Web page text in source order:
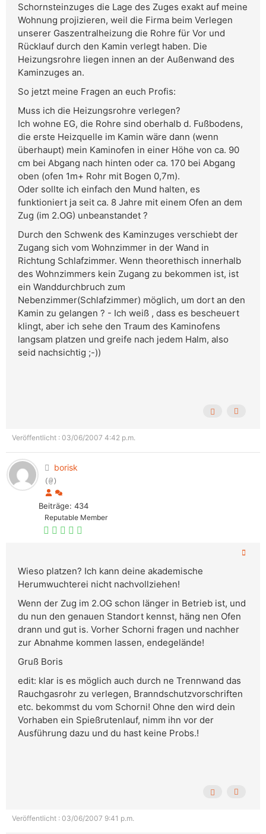
Schornsteinzuges die Lage des Zuges exakt auf meine
Wohnung projizieren, weil die Firma beim Verlegen
unserer Gaszentralheizung die Rohre für Vor und
Rücklauf durch den Kamin verlegt haben. Die
Heizungsrohre liegen innen an der Außenwand des
Kaminzuges an.
So jetzt meine Fragen an euch Profis:
Muss ich die Heizungsrohre verlegen?
Ich wohne EG, die Rohre sind oberhalb d. Fußbodens,
die erste Heizquelle im Kamin wäre dann (wenn
überhaupt) mein Kaminofen in einer Höhe von ca. 90
cm bei Abgang nach hinten oder ca. 170 bei Abgang
oben (ofen 1m+ Rohr mit Bogen 0,7m).
Oder sollte ich einfach den Mund halten, es
funktioniert ja seit ca. 8 Jahre mit einem Ofen an dem
Zug (im 2.OG) unbeanstandet ?
Durch den Schwenk des Kaminzuges verschiebt der
Zugang sich vom Wohnzimmer in der Wand in
Richtung Schlafzimmer. Wenn theorethisch innerhalb
des Wohnzimmers kein Zugang zu bekommen ist, ist
ein Wanddurchbruch zum
Nebenzimmer(Schlafzimmer) möglich, um dort an den
Kamin zu gelangen ? - Ich weiß , dass es bescheuert
klingt, aber ich sehe den Traum des Kaminofens
langsam platzen und greife nach jedem Halm, also
seid nachsichtig ;-))
Veröffentlicht : 03/06/2007 4:42 p.m.
borisk
(@)
Beiträge: 434
Reputable Member
Wieso platzen? Ich kann deine akademische
Herumwuchterei nicht nachvollziehen!
Wenn der Zug im 2.OG schon länger in Betrieb ist, und
du nun den genauen Standort kennst, häng nen Ofen
drann und gut is. Vorher Schorni fragen und nachher
zur Abnahme kommen lassen, endegelände!
Gruß Boris
edit: klar is es möglich auch durch ne Trennwand das
Rauchgasrohr zu verlegen, Branndschutzvorschriften
etc. bekommst du vom Schorni! Ohne den wird dein
Vorhaben ein Spießrutenlauf, nimm ihn vor der
Ausführung dazu und du hast keine Probs.!
Veröffentlicht : 03/06/2007 9:41 p.m.